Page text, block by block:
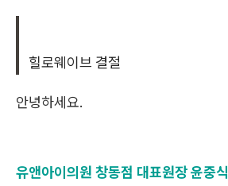
힐로웨이브 결절
안녕하세요.
유앤아이의원 창동점 대표원장 윤중식